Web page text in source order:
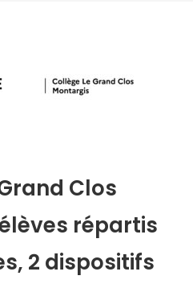
Clos
répartis
2 dispositifs